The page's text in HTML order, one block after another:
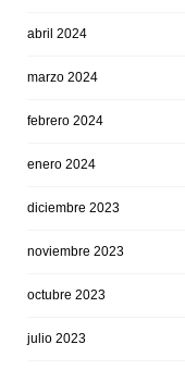
abril 2024
marzo 2024
febrero 2024
enero 2024
diciembre 2023
noviembre 2023
octubre 2023
julio 2023